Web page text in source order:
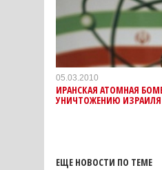
05.03.2010
ИРАНСКАЯ АТОМНАЯ
УНИЧТОЖЕНИЮ ИЗРАИЛЯ
ЕЩЕ НОВОСТИ ПО ТЕМЕ